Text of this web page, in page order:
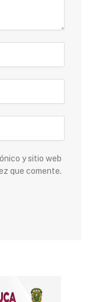
y sitio web
que comente.